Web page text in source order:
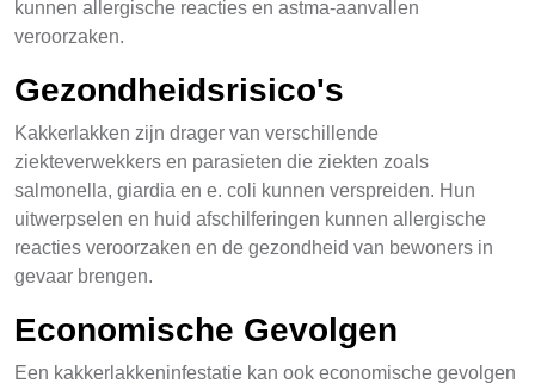
kunnen allergische reacties en astma-aanvallen
veroorzaken.
Gezondheidsrisico's
Kakkerlakken zijn drager van verschillende
ziekteverwekkers en parasieten die ziekten zoals
salmonella, giardia en e. coli kunnen verspreiden. Hun
uitwerpselen en huid afschilferingen kunnen allergische
reacties veroorzaken en de gezondheid van bewoners in
gevaar brengen.
Economische Gevolgen
Een kakkerlakkeninfestatie kan ook economische gevolgen